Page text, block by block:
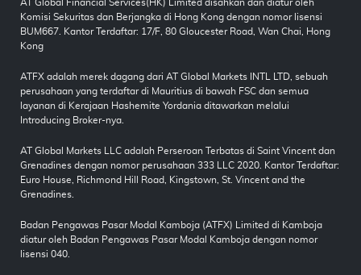
AT Global Financial Services(HK) Limited disahkan dan diatur oleh
Komisi Sekuritas dan Berjangka di Hong Kong dengan nomor lisensi
BUM667. Kantor Terdaftar: 17/F, 80 Gloucester Road, Wan Chai, Hong
Kong
ATFX adalah merek dagang dari AT Global Markets INTL LTD, sebuah
perusahaan yang terdaftar di Mauritius di bawah FSC dan semua
layanan di Kerajaan Hashemite Yordania ditawarkan melalui
Introducing Broker-nya.
AT Global Markets LLC adalah Perseroan Terbatas di Saint Vincent dan
Grenadines dengan nomor perusahaan 333 LLC 2020. Kantor Terdaftar:
Euro House, Richmond Hill Road, Kingstown, St. Vincent and the
Grenadines.
Badan Pengawas Pasar Modal Kamboja (ATFX) Limited di Kamboja
diatur oleh Badan Pengawas Pasar Modal Kamboja dengan nomor
lisensi 040.